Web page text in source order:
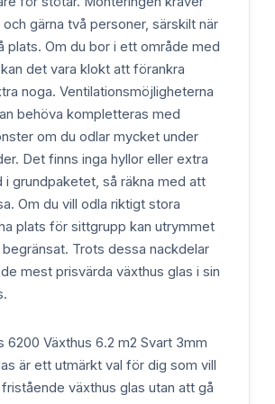
gärna två personer, särskilt när
plats. Om du bor i ett område med
det vara klokt att förankra
noga. Ventilationsmöjligheterna
behöva kompletteras med
om du odlar mycket under
Det finns inga hyllor eller extra
i grundpaketet, så räkna med att
Om du vill odla riktigt stora
plats för sittgrupp kan utrymmet
begränsat. Trots dessa nackdelar
mest prisvärda växthus glas i sin
6200 Växthus 6.2 m2 Svart 3mm
är ett utmärkt val för dig som vill
växthus glas utan att gå